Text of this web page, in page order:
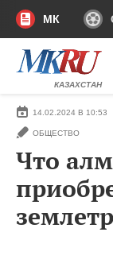
МК
КАЗАХСТАН
14.02.2024 В 10:53
ОБЩЕСТВО
Что